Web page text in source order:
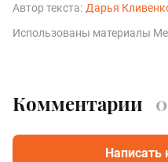
Автор текста: Дарья
Использованы материалы
Комментарии 0
Написать